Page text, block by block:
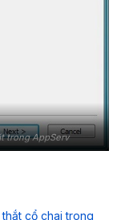
trong AppServ
cổ chai trong